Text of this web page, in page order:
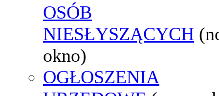
OSÓB
NIESŁYSZĄCYCH
okno)
OGŁOSZENIA